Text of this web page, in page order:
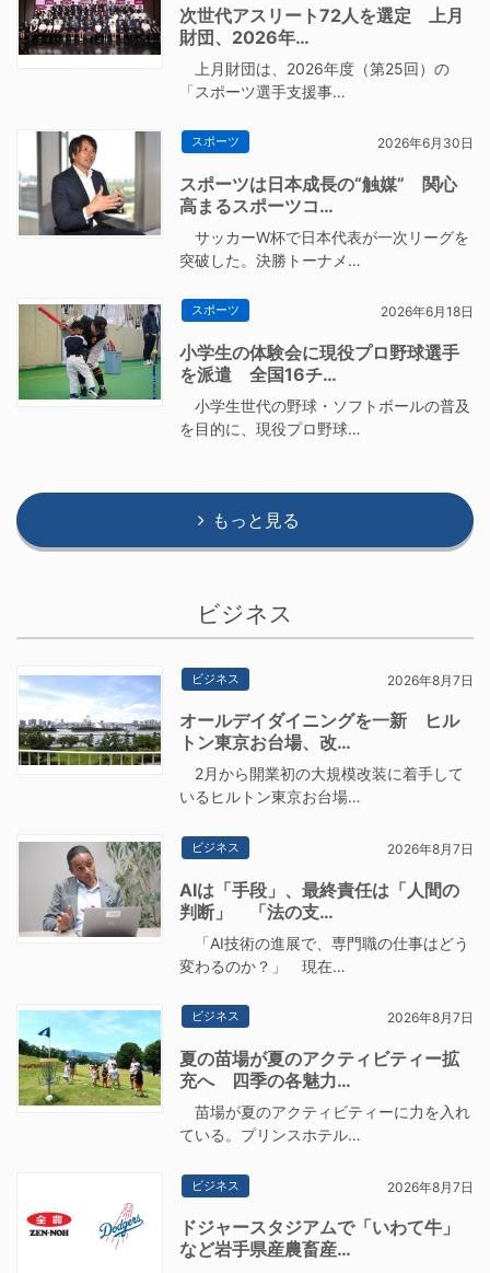
次世代アスリート72人を選定 上月
財団、2026年…
上月財団は、2026年度（第25回）の
「スポーツ選手支援事…
スポーツ 2026年6月30日
スポーツは日本成長の“触媒” 関心
高まるスポーツコ…
サッカーW杯で日本代表が一次リーグを
突破した。決勝トーナメ…
スポーツ 2026年6月18日
小学生の体験会に現役プロ野球選手
を派遣 全国16チ…
小学生世代の野球・ソフトボールの普及
を目的に、現役プロ野球…
もっと見る
ビジネス
ビジネス 2026年8月7日
オールデイダイニングを一新 ヒル
トン東京お台場、改…
2月から開業初の大規模改装に着手して
いるヒルトン東京お台場…
ビジネス 2026年8月7日
AIは「手段」、最終責任は「人間の
判断」 「法の支…
「AI技術の進展で、専門職の仕事はどう
変わるのか？」 現在…
ビジネス 2026年8月7日
夏の苗場が夏のアクティビティー拡
充へ 四季の各魅力…
苗場が夏のアクティビティーに力を入れ
ている。プリンスホテル…
ビジネス 2026年8月7日
ドジャースタジアムで「いわて牛」
など岩手県産農畜産…